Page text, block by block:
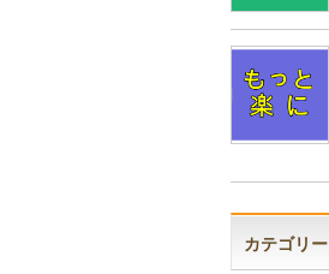
カテゴリー